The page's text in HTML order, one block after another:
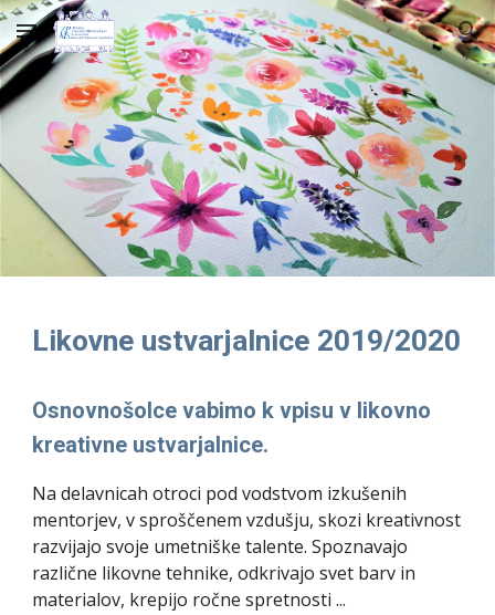
Skip to main content Skip to navigation
Likovne ustvarjalnice 2019/2020
Osnovnošolce vabimo k vpisu v likovno
kreativne ustvarjalnice.
Na delavnicah otroci pod vodstvom izkušenih
mentorjev, v sproščenem vzdušju, skozi kreativnost
razvijajo svoje umetniške talente. Spoznavajo
različne likovne tehnike, odkrivajo svet barv in
materialov, krepijo ročne spretnosti ...